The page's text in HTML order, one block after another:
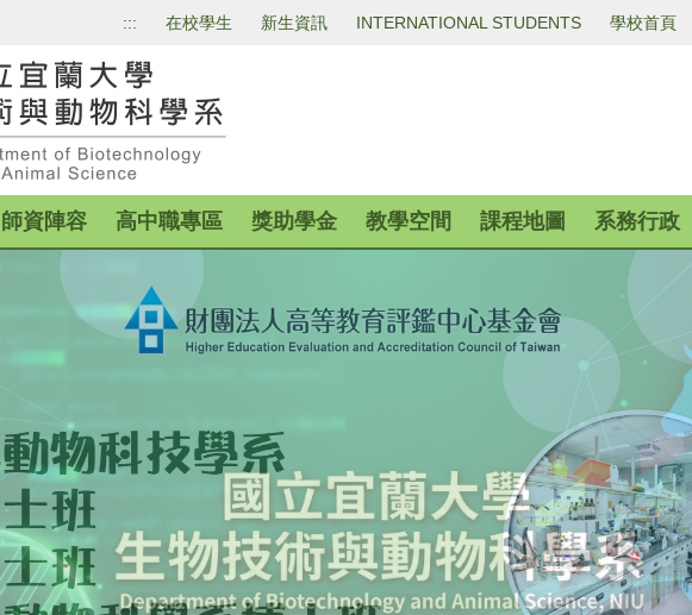
::: 在校學生 新生資訊 INTERNATIONAL STUDENTS 學校首頁
師資陣容 高中職專區 獎助學金 教學空間 課程地圖 系務行政